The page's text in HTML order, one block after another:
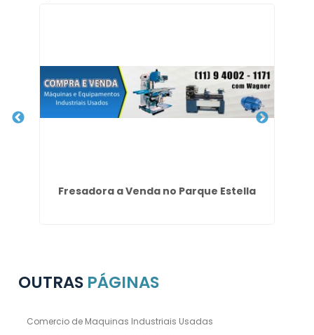
Fresadora a Venda no Parque Estella
OUTRAS PÁGINAS
Comercio de Maquinas Industriais Usadas